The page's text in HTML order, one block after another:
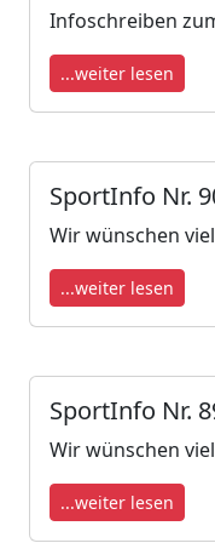
Infoschreiben
...weiter lesen
SportInfo Nr.
Wir wünschen
...weiter lesen
SportInfo Nr.
Wir wünschen
...weiter lesen